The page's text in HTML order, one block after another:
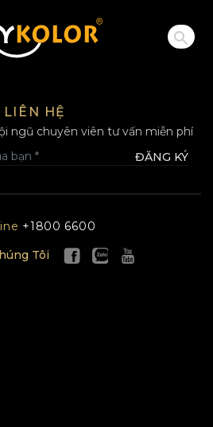
LIÊN HỆ
ngũ chuyên viên tư vấn miễn phí
ĐĂNG KÝ
+1800 6600
Tôi